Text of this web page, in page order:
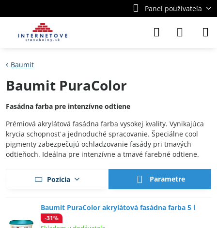
Panel používateľa
Baumit
Baumit PuraColor
Fasádna farba pre intenzívne odtiene
Prémiová akrylátová fasádna farba vysokej kvality. Vynikajúca
krycia schopnosť a jednoduché spracovanie. Špeciálne cool
pigmenty zabezpečujú ochladzovanie fasády pri tmavých
odtieňoch. Ideálna pre intenzívne a tmavé farebné odtiene.
Pozícia Parametre
Baumit PuraColor akrylátová fasádna farba 5 l
-31%